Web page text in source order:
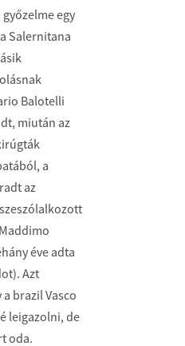
egy
Salernitana
Balotelli
miután az
a
az
éve adta
Azt
brazil Vasco
leigazolni, de
oda.